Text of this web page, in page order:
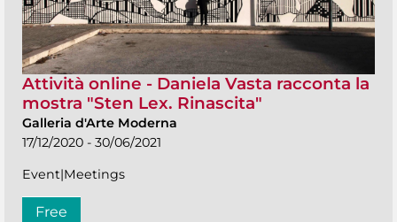
Attività online - Daniela Vasta racconta la
mostra "Sten Lex. Rinascita"
Galleria d'Arte Moderna
17/12/2020 - 30/06/2021
Event|Meetings
Free